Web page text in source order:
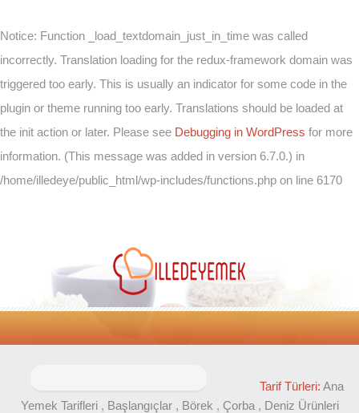
Notice: Function _load_textdomain_just_in_time was called
incorrectly. Translation loading for the redux-framework domain was
triggered too early. This is usually an indicator for some code in the
plugin or theme running too early. Translations should be loaded at
the init action or later. Please see Debugging in WordPress for more
information. (This message was added in version 6.7.0.) in
/home/illedeye/public_html/wp-includes/functions.php on line 6170
Tarif Türleri: Ana
Yemek Tarifleri, Başlangıçlar, Börek , Çorba, Deniz Ürünleri